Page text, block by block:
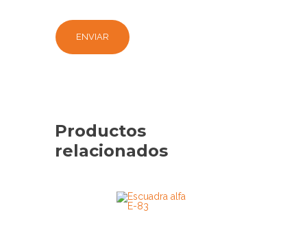
Productos
relacionados